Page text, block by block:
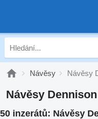
Návěsy Návěsy
Návěsy Dennison
50 inzerátů: Návěsy